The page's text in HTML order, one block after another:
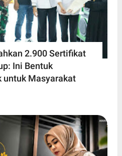
2.900 Sertifikat
Ini Bentuk
untuk Masyarakat